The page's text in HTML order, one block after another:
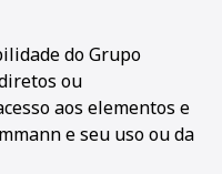
do Grupo
ou
aos elementos e
e seu uso ou da